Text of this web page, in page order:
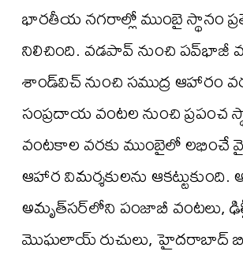
భారతీయ నగరాల్లో ముంబై స్థానం
నిలిచింది. వడపావ్ నుంచి పవ్‌భాజీ
శాండ్‌విచ్ నుంచి సముద్ర ఆహారం
సంప్రదాయ వంటల నుంచి ప్రపంచ
వంటకాల వరకు ముంబైలో లభించే
ఆహార విమర్శకులను
అమృత్‌సర్‌లోని పంజాబీ వంటలు,
మొఘలాయ్ రుచులు, హైదరాబాద్